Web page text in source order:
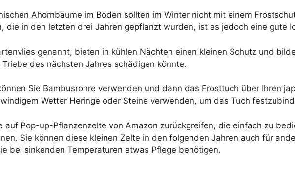
Ahornbäume im Boden sollten im Winter nicht mit einem
die in den letzten drei Jahren gepflanzt wurden, ist es jedoch eine gute
genannt, bieten in kühlen Nächten einen kleinen Schutz und
des nächsten Jahres schädigen könnte.
Sie Bambusrohre verwenden und dann das Frosttuch über Ihren
Wetter Heringe oder Steine ​​verwenden, um das Tuch
auf Pop-up-Pflanzenzelte von Amazon zurückgreifen, die einfach zu
Sie können diese kleinen Zelte in den folgenden Jahren auch für
bei sinkenden Temperaturen etwas Pflege benötigen.